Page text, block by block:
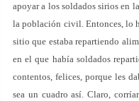
apoyar a los soldados sirios en
la población civil. Entonces, lo
sitio que estaba repartiendo
en el que había soldados
contentos, felices, porque les
sea un cuadro así. Claro,